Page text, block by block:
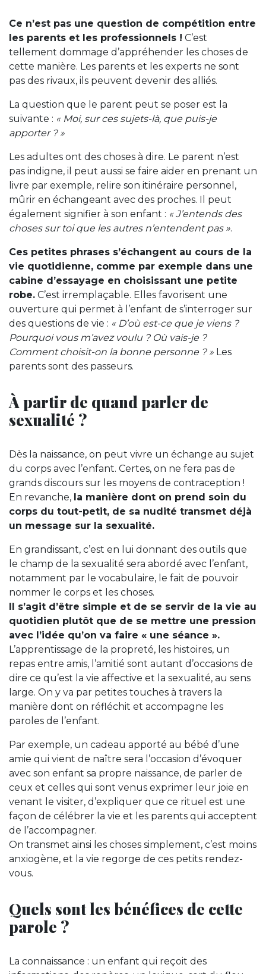
Ce n’est pas une question de compétition entre
les parents et les professionnels ! C’est
tellement dommage d’appréhender les choses de
cette manière. Les parents et les experts ne sont
pas des rivaux, ils peuvent devenir des alliés.
La question que le parent peut se poser est la
suivante : « Moi, sur ces sujets-là, que puis-je
apporter ? »
Les adultes ont des choses à dire. Le parent n’est
pas indigne, il peut aussi se faire aider en prenant un
livre par exemple, relire son itinéraire personnel,
mûrir en échangeant avec des proches. Il peut
également signifier à son enfant : « J’entends des
choses sur toi que les autres n’entendent pas ».
Ces petites phrases s’échangent au cours de la
vie quotidienne, comme par exemple dans une
cabine d’essayage en choisissant une petite
robe. C’est irremplaçable. Elles favorisent une
ouverture qui permet à l’enfant de s’interroger sur
des questions de vie : « D’où est-ce que je viens ?
Pourquoi vous m’avez voulu ? Où vais-je ?
Comment choisit-on la bonne personne ? » Les
parents sont des passeurs.
À partir de quand parler de
sexualité ?
Dès la naissance, on peut vivre un échange au sujet
du corps avec l’enfant. Certes, on ne fera pas de
grands discours sur les moyens de contraception !
En revanche, la manière dont on prend soin du
corps du tout-petit, de sa nudité transmet déjà
un message sur la sexualité.
En grandissant, c’est en lui donnant des outils que
le champ de la sexualité sera abordé avec l’enfant,
notamment par le vocabulaire, le fait de pouvoir
nommer le corps et les choses.
Il s’agit d’être simple et de se servir de la vie au
quotidien plutôt que de se mettre une pression
avec l’idée qu’on va faire « une séance ».
L’apprentissage de la propreté, les histoires, un
repas entre amis, l’amitié sont autant d’occasions de
dire ce qu’est la vie affective et la sexualité, au sens
large. On y va par petites touches à travers la
manière dont on réfléchit et accompagne les
paroles de l’enfant.
Par exemple, un cadeau apporté au bébé d’une
amie qui vient de naître sera l’occasion d’évoquer
avec son enfant sa propre naissance, de parler de
ceux et celles qui sont venus exprimer leur joie en
venant le visiter, d’expliquer que ce rituel est une
façon de célébrer la vie et les parents qui acceptent
de l’accompagner.
On transmet ainsi les choses simplement, c’est moins
anxiogène, et la vie regorge de ces petits rendez-
vous.
Quels sont les bénéfices de cette
parole ?
La connaissance : un enfant qui reçoit des